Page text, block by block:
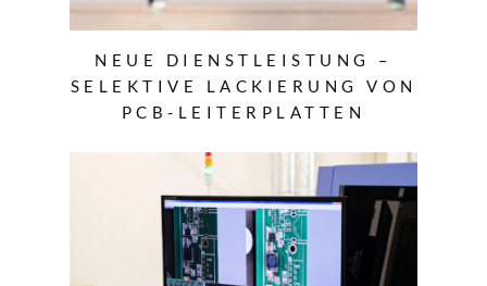
NEUE DIENSTLEISTUNG –
SELEKTIVE LACKIERUNG VON
PCB-LEITERPLATTEN